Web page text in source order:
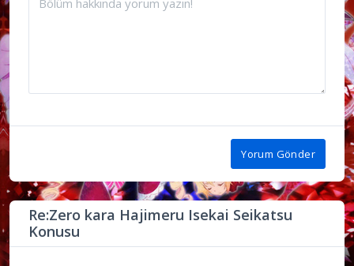
Yorum Gönder
Re:Zero kara Hajimeru Isekai Seikatsu
Konusu